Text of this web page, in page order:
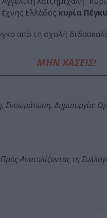
Ελλάδος κυρία
από τη σχολή
ΜΗΝ ΧΑΣΕΙΣ!
Ενσωμάτωση, Δημιουργία:
Ανατολίζοντας τη